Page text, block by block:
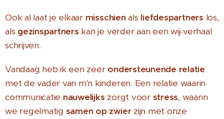
Ook al laat je elkaar misschien als liefdespartners los,
als gezinspartners kan je verder aan een wij-verhaal
schrijven.
Vandaag heb ik een zeer ondersteunende relatie
met de vader van m'n kinderen. Een relatie waarin
communicatie nauwelijks zorgt voor stress, waarin
we regelmatig samen op zwierzijn met onze